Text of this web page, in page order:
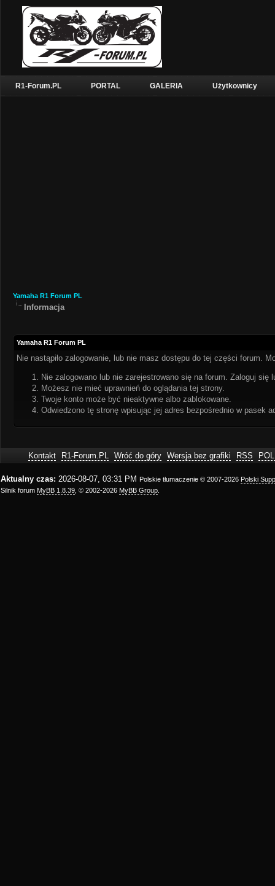
R1-Forum.PL PORTAL GALERIA Użytkownicy
Yamaha R1 Forum PL
Informacja
Yamaha R1 Forum PL
Nie nastąpiło zalogowanie, lub nie masz dostępu do tej części forum.
Nie zalogowano lub nie zarejestrowano się na forum. Zaloguj się
Możesz nie mieć uprawnień do oglądania tej strony.
Twoje konto może być nieaktywne albo zablokowane.
Odwiedzono tę stronę wpisując jej adres bezpośrednio w pasek
Kontakt R1-Forum.PL Wróć do góry Wersja bez grafiki RSS
Aktualny czas: 2026-08-07, 03:31 PM Polskie tłumaczenie © 2007-2026 Polski
Silnik forum MyBB 1.8.39 , © 2002-2026 MyBB Group